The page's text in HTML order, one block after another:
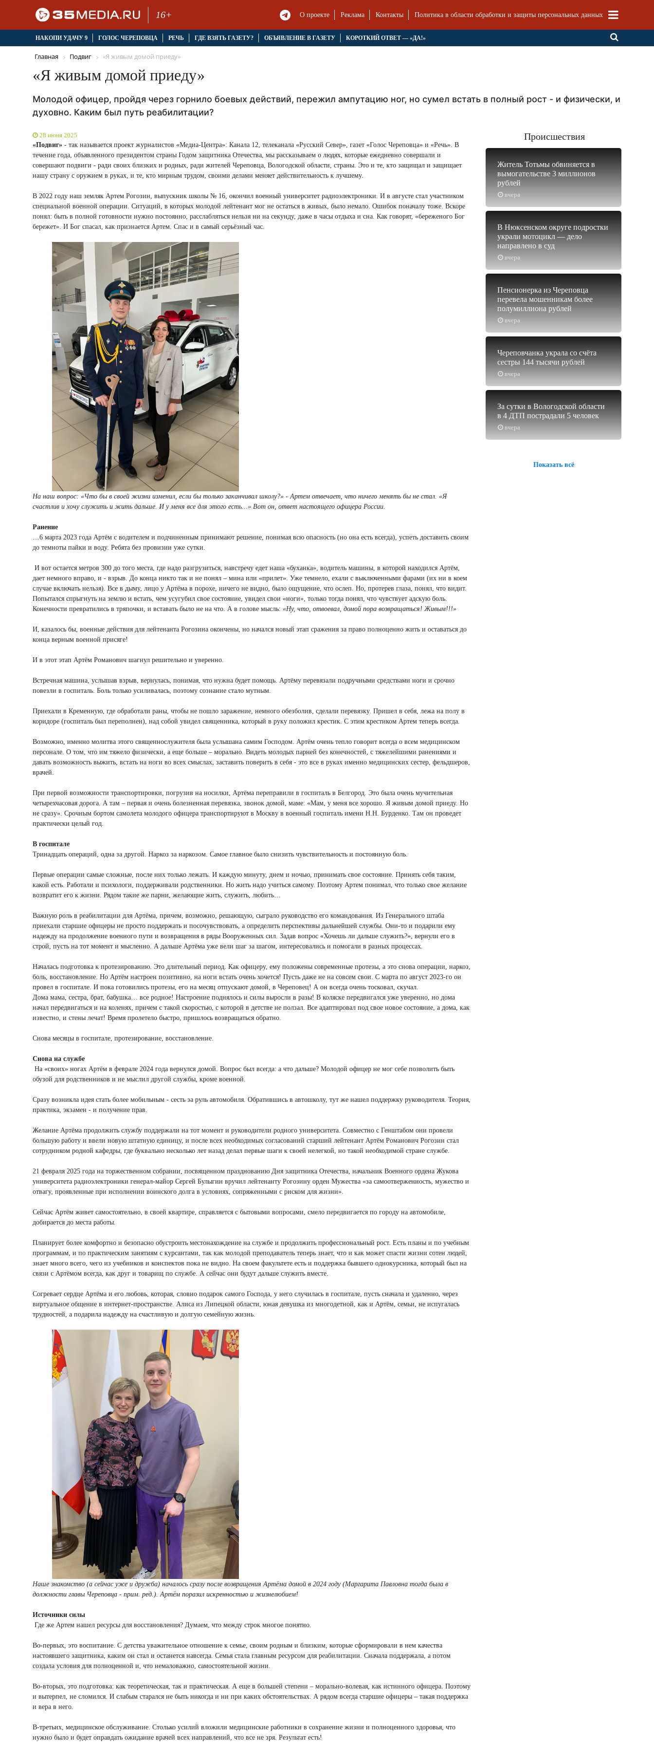
16+ О проекте Реклама Контакты Политика в области обработки и защиты персональных данных
НАКОПИ УДАЧУ 9 ГОЛОС ЧЕРЕПОВЦА РЕЧЬ ГДЕ ВЗЯТЬ ГАЗЕТУ? ОБЪЯВЛЕНИЕ В ГАЗЕТУ КОРОТКИЙ ОТВЕТ — «ДА!»
Главная Подвиг «Я живым домой приеду»
«Я живым домой приеду»
Молодой офицер, пройдя через горнило боевых действий, пережил ампутацию ног, но сумел встать в полный рост - и физически, и
духовно. Каким был путь реабилитации?
28 июня 2025
«Подвиг» - так называется проект журналистов «Медиа-Центра»: Канала 12, телеканала «Русский Север», газет «Голос Череповца» и «Речь». В
течение года, объявленного президентом страны Годом защитника Отечества, мы рассказываем о людях, которые ежедневно совершали и
совершают подвиги - ради своих близких и родных, ради жителей Череповца, Вологодской области, страны. Это и те, кто защищал и защищает
нашу страну с оружием в руках, и те, кто мирным трудом, своими делами меняет действительность к лучшему.
В 2022 году наш земляк Артем Рогозин, выпускник школы № 16, окончил военный университет радиоэлектроники. И в августе стал участником
специальной военной операции. Ситуаций, в которых молодой лейтенант мог не остаться в живых, было немало. Ошибок поначалу тоже. Вскоре
понял: быть в полной готовности нужно постоянно, расслабляться нельзя ни на секунду, даже в часы отдыха и сна. Как говорят, «береженого Бог
бережет». И Бог спасал, как признается Артем. Спас и в самый серьёзный час.
На наш вопрос: «Что бы в своей жизни изменил, если бы только заканчивал школу?» - Артем отвечает, что ничего менять бы не стал. «Я
счастлив и хочу служить и жить дальше. И у меня все для этого есть...» Вот он, ответ настоящего офицера России.
Ранение
…6 марта 2023 года Артём с водителем и подчиненным принимают решение, понимая всю опасность (но она есть всегда), успеть доставить своим
до темноты пайки и воду. Ребята без провизии уже сутки.
И вот остается метров 300 до того места, где надо разгрузиться, навстречу едет наша «буханка», водитель машины, в которой находился Артём,
дает немного вправо, и - взрыв. До конца никто так и не понял – мина или «прилет». Уже темнело, ехали с выключенными фарами (их ни в коем
случае включать нельзя). Все в дыму, лицо у Артёма в порохе, ничего не видно, было ощущение, что ослеп. Но, протерев глаза, понял, что видит.
Попытался спрыгнуть на землю и встать, чем усугубил свое состояние, увидел свои «ноги», только тогда понял, что чувствует адскую боль.
Конечности превратились в тряпочки, и вставать было не на что. А в голове мысль: «Ну, что, отвоевал, домой пора возвращаться! Живым!!!»
И, казалось бы, военные действия для лейтенанта Рогозина окончены, но начался новый этап сражения за право полноценно жить и оставаться до
конца верным военной присяге!
И в этот этап Артём Романович шагнул решительно и уверенно.
Встречная машина, услышав взрыв, вернулась, понимая, что нужна будет помощь. Артёму перевязали подручными средствами ноги и срочно
повезли в госпиталь. Боль только усиливалась, поэтому сознание стало мутным.
Приехали в Кременную, где обработали раны, чтобы не пошло заражение, немного обезболив, сделали перевязку. Пришел в себя, лежа на полу в
коридоре (госпиталь был переполнен), над собой увидел священника, который в руку положил крестик. С этим крестиком Артем теперь всегда.
Возможно, именно молитва этого священнослужителя была услышана самим Господом. Артём очень тепло говорит всегда о всем медицинском
персонале. О том, что им тяжело физически, а еще больше – морально. Видеть молодых парней без конечностей, с тяжелейшими ранениями и
давать возможность выжить, встать на ноги во всех смыслах, заставить поверить в себя - это все в руках именно медицинских сестер, фельдшеров,
врачей.
При первой возможности транспортировки, погрузив на носилки, Артёма переправили в госпиталь в Белгород. Это была очень мучительная
четырехчасовая дорога. А там – первая и очень болезненная перевязка, звонок домой, маме: «Мам, у меня все хорошо. Я живым домой приеду. Но
не сразу». Срочным бортом самолета молодого офицера транспортируют в Москву в военный госпиталь имени Н.Н. Бурденко. Там он проведет
практически целый год.
В госпитале
Тринадцать операций, одна за другой. Наркоз за наркозом. Самое главное было снизить чувствительность и постоянную боль.
Первые операции самые сложные, после них только лежать. И каждую минуту, днем и ночью, принимать свое состояние. Принять себя таким,
какой есть. Работали и психологи, поддерживали родственники. Но жить надо учиться самому. Поэтому Артем понимал, что только свое желание
возвратит его к жизни. Рядом такие же парни, желающие жить, служить, любить…
Важную роль в реабилитации для Артёма, причем, возможно, решающую, сыграло руководство его командования. Из Генерального штаба
приехали старшие офицеры не просто поддержать и посочувствовать, а определить перспективы дальнейшей службы. Они-то и подарили ему
надежду на продолжение военного пути и возвращения в ряды Вооруженных сил. Задав вопрос «Хочешь ли дальше служить?», вернули его в
строй, пусть на тот момент и мысленно. А дальше Артёма уже вели шаг за шагом, интересовались и помогали в разных процессах.
Началась подготовка к протезированию. Это длительный период. Как офицеру, ему положены современные протезы, а это снова операции, наркоз,
боль, восстановление. Но Артём настроен позитивно, на ноги встать очень хочется! Пусть даже не на совсем свои. С марта по август 2023-го он
провел в госпитале. И пока готовились протезы, его на месяц отпускают домой, в Череповец! А он всегда очень тосковал, скучал.
Дома мама, сестра, брат, бабушка… все родное! Настроение поднялось и силы выросли в разы! В коляске передвигался уже уверенно, но дома
начал передвигаться и на коленях, причем с такой скоростью, с которой в детстве не ползал. Все адаптировал под свое новое состояние, а дома, как
известно, и стены лечат! Время пролетело быстро, пришлось возвращаться обратно.
Снова месяцы в госпитале, протезирование, восстановление.
Снова на службе
На «своих» ногах Артём в феврале 2024 года вернулся домой. Вопрос был всегда: а что дальше? Молодой офицер не мог себе позволить быть
обузой для родственников и не мыслил другой службы, кроме военной.
Сразу возникла идея стать более мобильным - сесть за руль автомобиля. Обратившись в автошколу, тут же нашел поддержку руководителя. Теория,
практика, экзамен - и получение прав.
Желание Артёма продолжить службу поддержали на тот момент и руководители родного университета. Совместно с Генштабом они провели
большую работу и ввели новую штатную единицу, и после всех необходимых согласований старший лейтенант Артём Романович Рогозин стал
сотрудником родной кафедры, где буквально несколько лет назад делал первые шаги к своей нелегкой, но такой необходимой стране службе.
21 февраля 2025 года на торжественном собрании, посвященном празднованию Дня защитника Отечества, начальник Военного ордена Жукова
университета радиоэлектроники генерал-майор Сергей Булыгин вручил лейтенанту Рогозину орден Мужества «за самоотверженность, мужество и
отвагу, проявленные при исполнении воинского долга в условиях, сопряженными с риском для жизни».
Сейчас Артём живет самостоятельно, в своей квартире, справляется с бытовыми вопросами, смело передвигается по городу на автомобиле,
добирается до места работы.
Планирует более комфортно и безопасно обустроить местонахождение на службе и продолжить профессиональный рост. Есть планы и по учебным
программам, и по практическим занятиям с курсантами, так как молодой преподаватель теперь знает, что и как может спасти жизни сотен людей,
знает много всего, чего из учебников и конспектов пока не видно. На своем факультете есть и поддержка бывшего однокурсника, который был на
связи с Артёмом всегда, как друг и товарищ по службе. А сейчас они будут дальше служить вместе.
Согревает сердце Артёма и его любовь, которая, словно подарок самого Господа, у него случилась в госпитале, пусть сначала и удаленно, через
виртуальное общение в интернет-пространстве. Алиса из Липецкой области, юная девушка из многодетной, как и Артём, семьи, не испугалась
трудностей, а подарила надежду на счастливую и долгую семейную жизнь.
Наше знакомство (а сейчас уже и дружба) началось сразу после возвращения Артёма домой в 2024 году (Маргарита Павловна тогда была в
должности главы Череповца - прим. ред.). Артём поразил искренностью и жизнелюбием!
Источники силы
Где же Артем нашел ресурсы для восстановления? Думаем, что между строк многое понятно.
Во-первых, это воспитание. С детства уважительное отношение к семье, своим родным и близким, которые сформировали в нем качества
настоявшего защитника, каким он стал и останется навсегда. Семья стала главным ресурсом для реабилитации. Сначала поддержала, а потом
создала условия для полноценной и, что немаловажно, самостоятельной жизни.
Во-вторых, это подготовка: как теоретическая, так и практическая. А еще в большей степени – морально-волевая, как истинного офицера. Поэтому
и вытерпел, не сломился. И слабым старался не быть никогда и ни при каких обстоятельствах. А рядом всегда старшие офицеры – такая поддержка
и вера в него.
В-третьих, медицинское обслуживание. Столько усилий вложили медицинские работники в сохранение жизни и полноценного здоровья, что
нужно было и будет оправдать ожидание врачей всех направлений, что все не зря. Результат есть!
Происшествия
вчера
Житель Тотьмы обвиняется в
вымогательстве 3 миллионов
рублей
вчера
В Нюксенском округе подростки
украли мотоцикл — дело
направлено в суд
вчера
Пенсионерка из Череповца
перевела мошенникам более
полумиллиона рублей
вчера
Череповчанка украла со счёта
сестры 144 тысячи рублей
вчера
За сутки в Вологодской области
в 4 ДТП пострадали 5 человек
Показать всё